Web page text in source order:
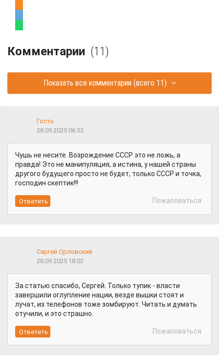
Комментарии (11)
Показать все комментарии(всего 11)
Гость
28.09.2025 06:33
Чушь не несите. Возрождение СССР это не ложь, а
правда! Это не манипуляция, а истина, у нашей страны
другого будущего просто не будет, только СССР и точка,
господин скептик!!!
Пожаловаться
Сергей Орловский
28.09.2025 18:02
За статью спасибо, Сергей. Только тупик - власти
завершили оглупление нации, везде вышки стоят и
лучат, из телефонов тоже зомбируют. Читать и думать
отучили, и это страшно.
Пожаловаться